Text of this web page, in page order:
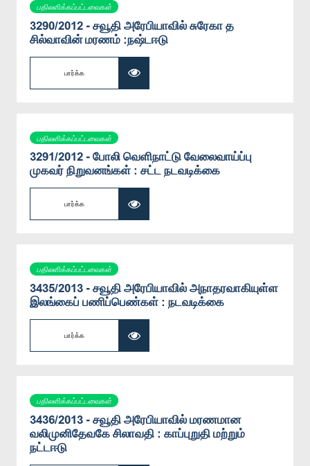
பதிலளிக்கப்பட்டவைகள்
3290/2012 - சவூதி அரேபியாவில் சுரேகா த
சில்வாவின் மரணம் :நஷ்டஈடு
பார்க்க
பதிலளிக்கப்பட்டவைகள்
3291/2012 - போலி வெளிநாட்டு வேலைவாய்ப்பு
முகவர் நிறுவனங்கள் : சட்ட நடவடிக்கை
பார்க்க
பதிலளிக்கப்பட்டவைகள்
3435/2013 - சவூதி அரேபியாவில் அநாதரவாகியுள்ள
இலங்கைப் பணிப்பெண்கள் : நடவடிக்கை
பார்க்க
பதிலளிக்கப்பட்டவைகள்
3436/2013 - சவூதி அரேபியாவில் மரணமான
வலிமுனிதேவகே சிலாவதி : காப்புறுதி மற்றும்
நட்டஈடு